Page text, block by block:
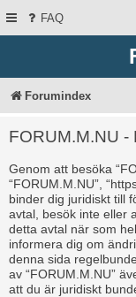
FAQ
Forumindex
FORUM.M.NU -
Genom att besöka
“FORUM.M.NU”,
binder dig juridiskt till
avtal, besök inte eller
detta avtal när som
informera dig om
denna sida
av “FORUM.M.NU”
att du är juridiskt